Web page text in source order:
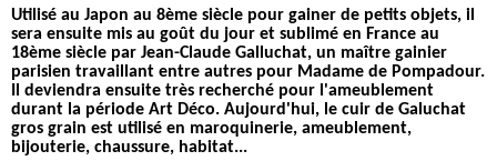
Utilisé au Japon au 8ème siècle pour gainer de petits objets, il
sera ensuite mis au goût du jour et sublimé en France au
18ème siècle par Jean-Claude Galluchat, un maître gainier
parisien travaillant entre autres pour Madame de Pompadour.
Il deviendra ensuite très recherché pour l'ameublement
durant la période Art Déco. Aujourd'hui, le cuir de Galuchat
gros grain est utilisé en maroquinerie, ameublement,
bijouterie, chaussure, habitat...